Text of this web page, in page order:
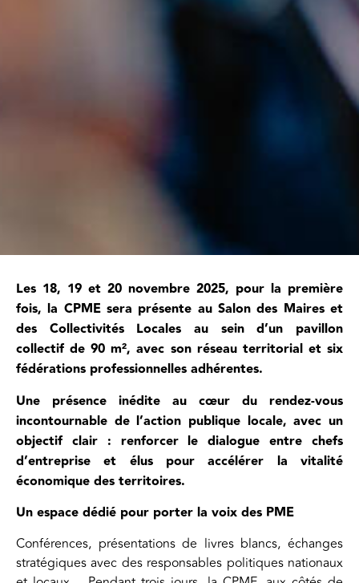
Les 18, 19 et 20 novembre 2025, pour la première
fois, la CPME sera présente au Salon des Maires et
des Collectivités Locales au sein d’un pavillon
collectif de 90 m², avec son réseau territorial et six
fédérations professionnelles adhérentes.
Une présence inédite au cœur du rendez-vous
incontournable de l’action publique locale, avec un
objectif clair : renforcer le dialogue entre chefs
d’entreprise et élus pour accélérer la vitalité
économique des territoires.
Un espace dédié pour porter la voix des PME
Conférences, présentations de livres blancs, échanges
stratégiques avec des responsables politiques nationaux